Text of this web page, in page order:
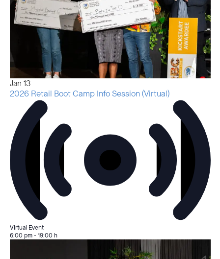
Jan 13
2026 Retail Boot Camp Info Session (Virtual)
Virtual Event
6:00 pm- 19:00 h